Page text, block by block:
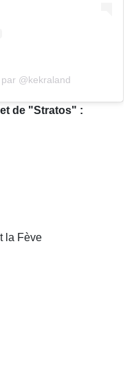
@kekraland
de "Stratos" :
la Fève